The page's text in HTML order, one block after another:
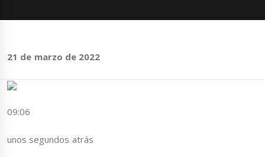
21 de marzo de 2022
09:06
unos segundos atrás